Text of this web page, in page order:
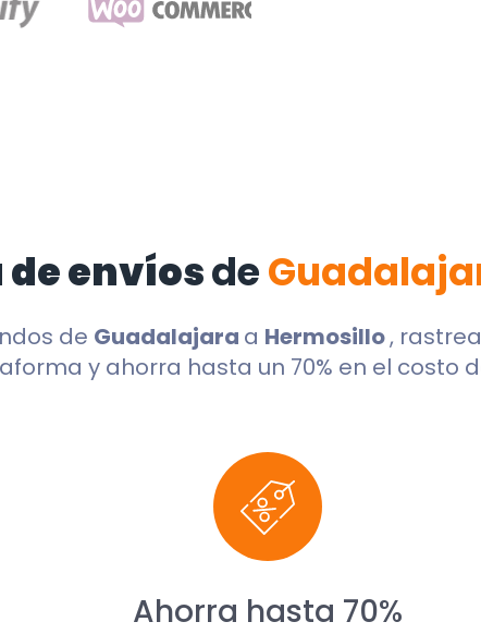
envíosde
de Guadalajara a Hermosillo,
y ahorra hasta un 70% en el costo
Ahorra hasta 70%